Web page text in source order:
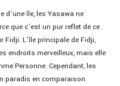
d’une île, les Yasawa ne
que c’est un pur reflet de ce
L’île principale de Fidji,
endroits merveilleux, mais elle
Personne. Cependant, les
paradis en comparaison.